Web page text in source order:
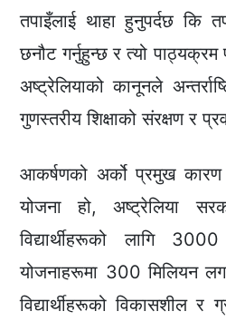
तपाइँलाई थाहा हुनुपर्दछ कि
छनौट गर्नुहुन्छ र त्यो
अष्ट्रेलियाको कानूनले
गुणस्तरीय शिक्षाको संरक्षण र
आकर्षणको अर्को प्रमुख कारण
योजना हो, अष्ट्रेलिया
विद्यार्थीहरूको लागि
योजनाहरूमा 300 मिलियन
विद्यार्थीहरूको विकासशील र